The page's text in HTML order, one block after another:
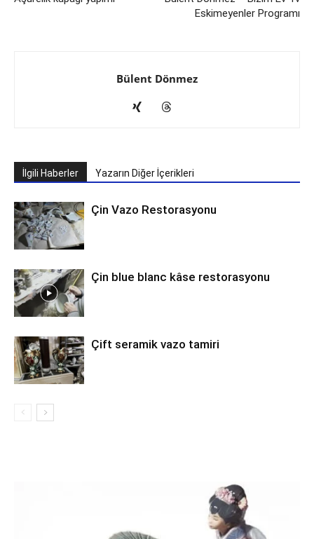
Eskimeyenler Programı
Bülent Dönmez
İlgili Haberler Yazarın Diğer İçerikleri
Çin Vazo Restorasyonu
Çin blue blanc kâse restorasyonu
Çift seramik vazo tamiri